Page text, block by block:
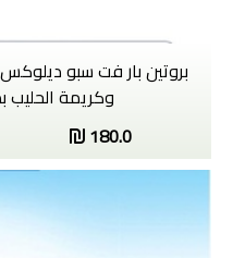
وكريمة الحليب
180.0